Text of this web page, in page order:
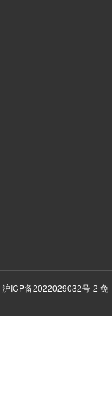
沪ICP备2022029032号-2 免